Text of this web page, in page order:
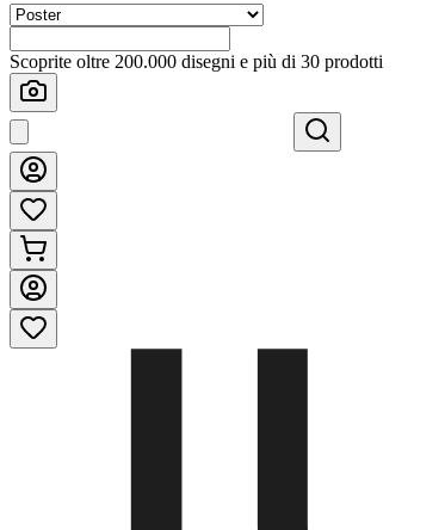
Scoprite oltre 200.000 disegni e più di 30 prodotti